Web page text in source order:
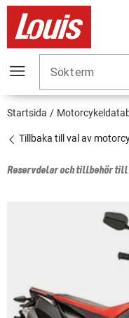
Sökterm
Startsida
Tillbaka till val av
Reservdelar och tillbehör till